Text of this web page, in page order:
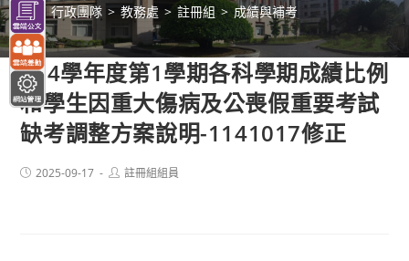
> 行政團隊 > 教務處 > 註冊組 > 成績與補考
114學年度第1學期各科學期成績比例
和學生因重大傷病及公喪假重要考試
缺考調整方案說明-1141017修正
Post2025-09-17
Post註冊組組員